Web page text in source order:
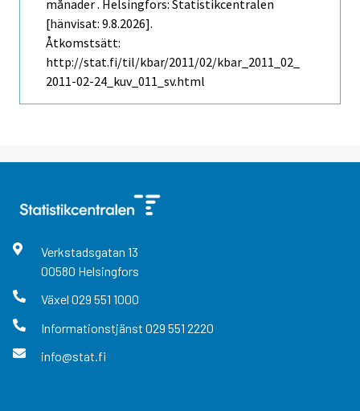
månader . Helsingfors: Statistikcentralen
[hänvisat: 9.8.2026].
Åtkomstsätt:
http://stat.fi/til/kbar/2011/02/kbar_2011_02_
2011-02-24_kuv_011_sv.html
Verkstadsgatan 13
00580 Helsingfors
Växel 029 551 1000
Informationstjänst 029 551 2220
info@stat.fi